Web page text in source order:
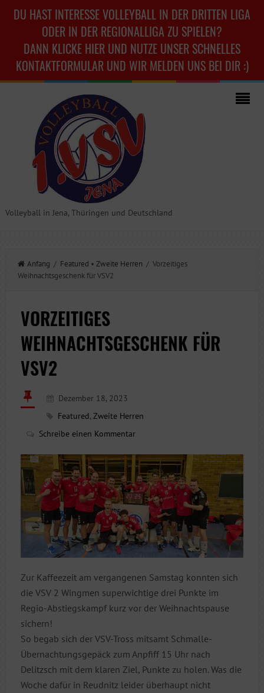
DU HAST INTERESSE VOLLEYBALL IN DER DRITTEN LIGA
ODER IN DER REGIONALLIGA ZU SPIELEN?
DANN KLICKE HIER UND NUTZE UNSER SCHNELLES
KONTAKTFORMULAR UND WIR MELDEN UNS BEI DIR :)
Volleyball in Jena, Thüringen und Deutschland
Anfang / Featured • Zweite Herren / Vorzeitiges
Weihnachtsgeschenk für VSV2
VORZEITIGES
WEIHNACHTSGESCHENK FÜR
VSV2
Dezember 18, 2023
Featured, Zweite Herren
Schreibe einen Kommentar
Zur Kaffeezeit am vergangenen Samstag konnten sich
die VSV 2 Wingmen superwichtige drei Punkte im
Regio-Abstiegskampf kurz vor der Weihnachtspause
sichern!
So begab sich der VSV-Tross mitsamt Schmalle-
Übernachtungsgepäck zum Anpfiff 15 Uhr nach
Delitzsch mit dem klaren Ziel, Punkte zu holen. Was die
Woche dafür in Reudnitz leider überhaupt nicht